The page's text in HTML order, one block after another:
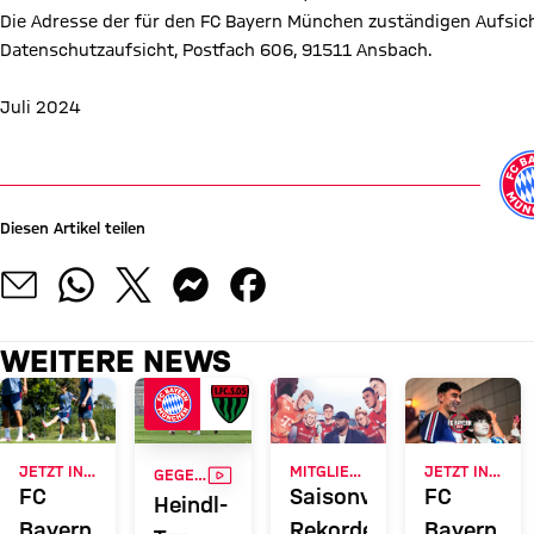
Die Adresse der für den FC Bayern München zuständigen
Datenschutzaufsicht, Postfach 606, 91511 Ansbach.
Juli 2024
Diesen Artikel teilen
WEITERE NEWS
FC
Bayern
GEGEN SCHWEINFURTVIDEO
Heindl-
Saisonvorschau:
Rekorde
FC
Bayern